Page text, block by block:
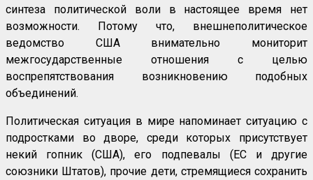
синтеза политической воли в настоящее время нет
возможности. Потому что, внешнеполитическое
ведомство США внимательно мониторит
межгосударственные отношения с целью
воспрепятствования возникновению подобных
объединений.
Политическая ситуация в мире напоминает ситуацию с
подростками во дворе, среди которых присутствует
некий гопник (США), его подпевалы (ЕС и другие
союзники Штатов), прочие дети, стремящиеся сохранить